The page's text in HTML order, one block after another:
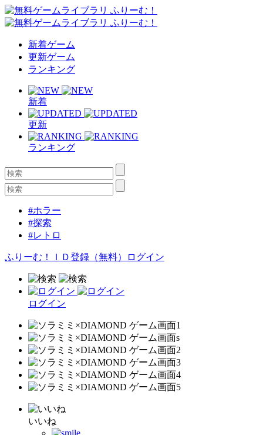
新着ゲーム
更新ゲーム
ランキング
新着
更新
ランキング
#ホラー
#探索
#レトロ
ふりーむ！ＩＤ登録（無料） ログイン
ログイン
いいね